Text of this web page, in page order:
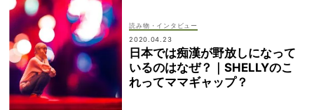
読み物・インタビュー
2020.04.23
日本では痴漢が野放しになって
いるのはなぜ？｜SHELLYのこ
れってママギャップ？